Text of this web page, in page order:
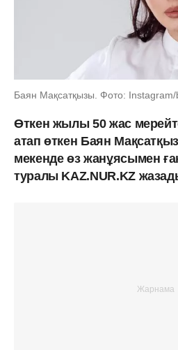
Баян Мақсатқызы. Фото:
Өткен жылы 50 жас
атап өткен Баян
мекенде өз жанұясымен
туралы KAZ.NUR.KZ